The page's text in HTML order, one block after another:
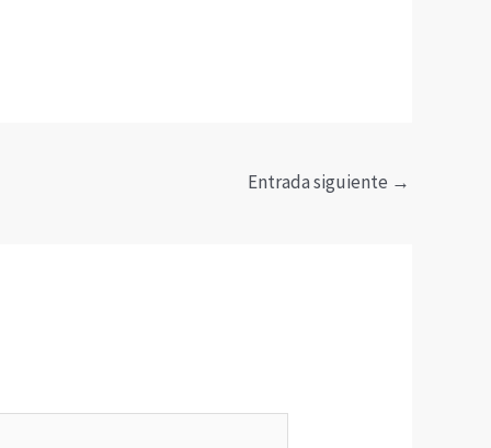
Entrada siguiente →